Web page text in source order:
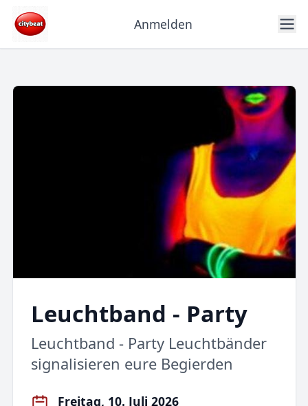
Anmelden
Leuchtband - Party
Leuchtband - Party Leuchtbänder
signalisieren eure Begierden
Freitag, 10. Juli 2026